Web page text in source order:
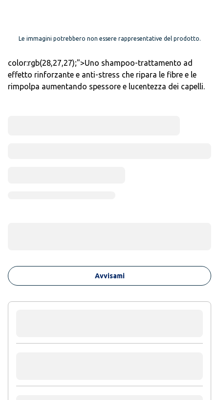
Le immagini potrebbero non essere rappresentative del prodotto.
color:rgb(28,27,27);">Uno shampoo-trattamento ad
effetto rinforzante e anti-stress che ripara le fibre e le
rimpolpa aumentando spessore e lucentezza dei capelli.
Avvisami